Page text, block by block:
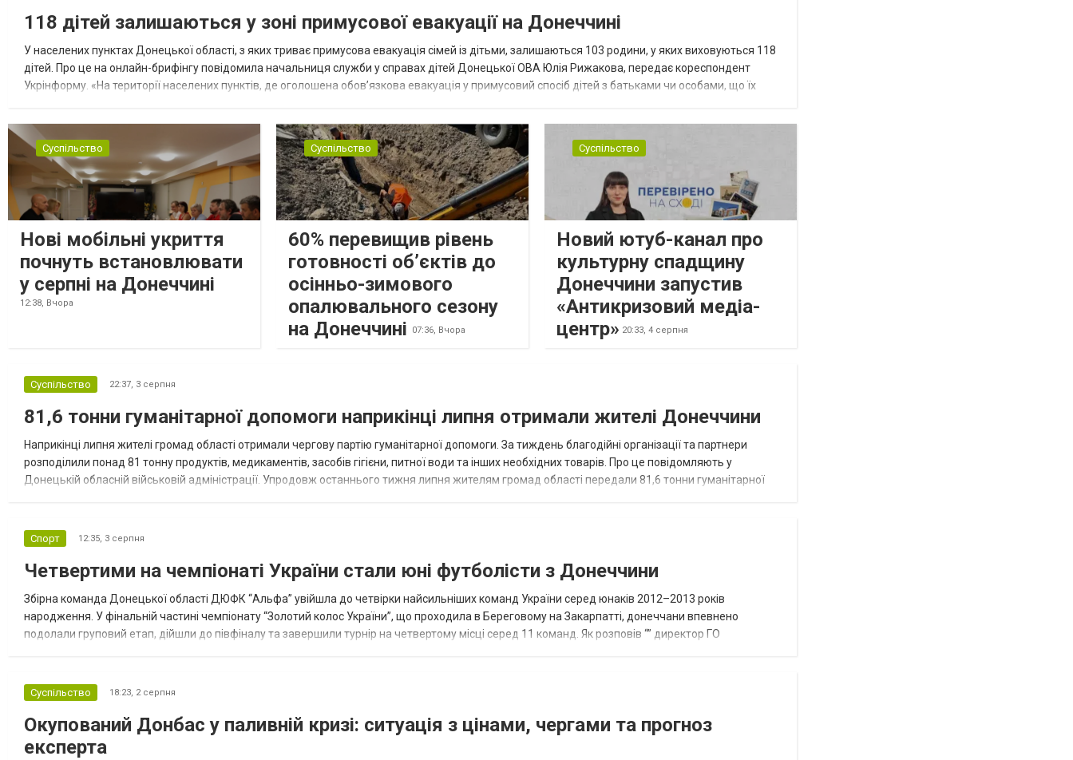
118 дітей залишаються у зоні примусової евакуації на Донеччині
У населених пунктах Донецької області, з яких триває примусова евакуація сімей із дітьми, залишаються 103 родини, у яких виховуються 118
дітей. Про це на онлайн-брифінгу повідомила начальниця служби у справах дітей Донецької ОВА Юлія Рижакова, передає кореспондент
Укрінформу. «На території населених пунктів, де оголошена обов’язкова евакуація у примусовий спосіб дітей з батьками чи особами, що їх
Суспільство
Нові мобільні укриття
почнуть встановлювати
у серпні на Донеччині
12:38, Вчора
Суспільство
60% перевищив рівень
готовності об’єктів до
осінньо-зимового
опалювального сезону
на Донеччині
07:36, Вчора
Суспільство
Новий ютуб-канал про
культурну спадщину
Донеччини запустив
«Антикризовий медіа-
центр» 20:33, 4 серпня
Суспільство 22:37, 3 серпня
81,6 тонни гуманітарної допомоги наприкінці липня отримали жителі Донеччини
Наприкінці липня жителі громад області отримали чергову партію гуманітарної допомоги. За тиждень благодійні організації та партнери
розподілили понад 81 тонну продуктів, медикаментів, засобів гігієни, питної води та інших необхідних товарів. Про це повідомляють у
Донецькій обласній військовій адміністрації. Упродовж останнього тижня липня жителям громад області передали 81,6 тонни гуманітарної
Спорт 12:35, 3 серпня
Четвертими на чемпіонаті України стали юні футболісти з Донеччини
Збірна команда Донецької області ДЮФК “Альфа” увійшла до четвірки найсильніших команд України серед юнаків 2012–2013 років
народження. У фінальній частині чемпіонату “Золотий колос України”, що проходила в Береговому на Закарпатті, донеччани впевнено
подолали груповий етап, дійшли до півфіналу та завершили турнір на четвертому місці серед 11 команд. Як розповів “” директор ГО
Суспільство 18:23, 2 серпня
Окупований Донбас у паливній кризі: ситуація з цінами, чергами та прогноз
експерта